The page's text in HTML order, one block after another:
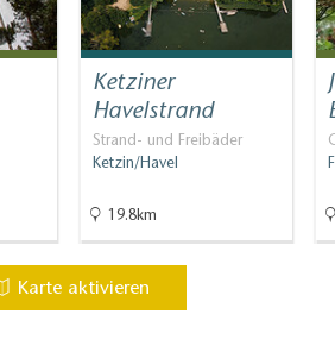
Ketziner
Havelstrand
Strand- und Freibäder
Ketzin/Havel
19.8km
Karte aktivieren